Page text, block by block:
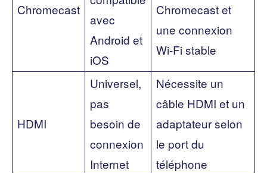
Chromecast
avec
Android et
iOS
Chromecast et
une connexion
Wi-Fi stable
HDMI
Universel,
pas
besoin de
connexion
Internet
Nécessite un
câble HDMI et un
adaptateur selon
le port du
téléphone